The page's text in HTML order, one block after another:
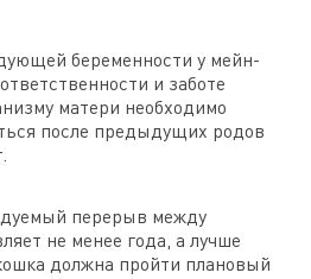
беременности у мейн-
и заботе
матери необходимо
после предыдущих родов
перерыв между
не менее года, а лучше
должна пройти плановый